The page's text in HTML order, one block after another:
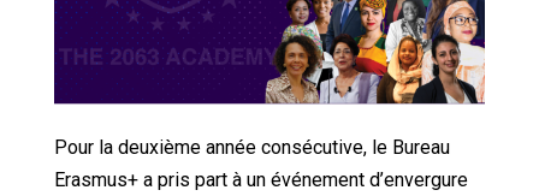
Pour la deuxième année consécutive, le Bureau
Erasmus+ a pris part à un événement d’envergure